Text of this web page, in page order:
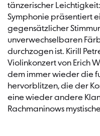
tänzerischer
Symphonie präsentiert
gegensätzlicher
unverwechselbaren
durchzogen ist. Kirill
Violinkonzert von Erich
dem immer wieder die
hervorblitzen, die der
eine wieder andere
Rachmaninows